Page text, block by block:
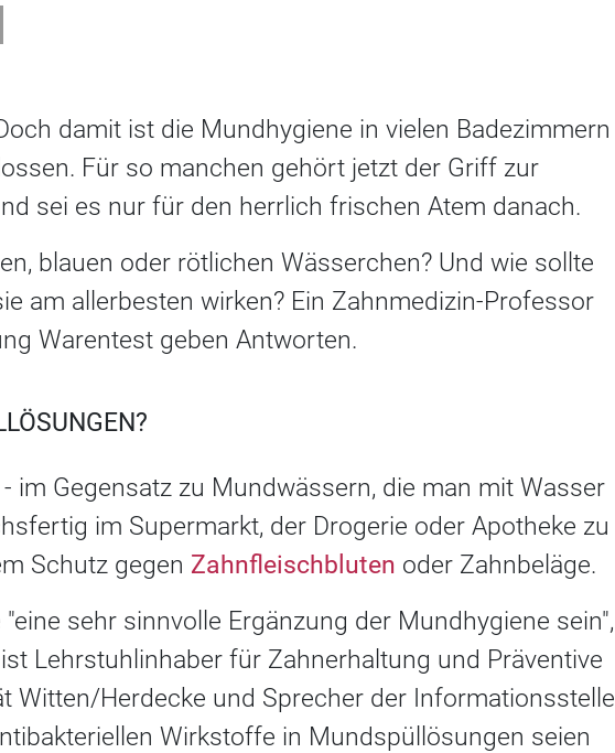
damit ist die Mundhygiene in vielen Badezimmern
Für so manchen gehört jetzt der Griff zur
sei es nur für den herrlich frischen Atem danach.
blauen oder rötlichen Wässerchen? Und wie sollte
am allerbesten wirken? Ein Zahnmedizin-Professor
Warentest geben Antworten.
im Gegensatz zu Mundwässern, die man mit Wasser
im Supermarkt, der Drogerie oder Apotheke zu
Schutz gegen Zahnfleischbluten oder Zahnbeläge.
sehr sinnvolle Ergänzung der Mundhygiene sein",
Lehrstuhlinhaber für Zahnerhaltung und Präventive
Witten/Herdecke und Sprecher der Informationsstelle
Wirkstoffe in Mundspüllösungen seien